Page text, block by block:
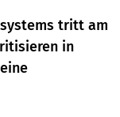
tritt am
in